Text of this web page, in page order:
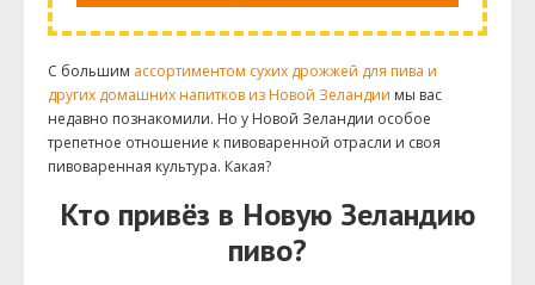
С большим ассортиментом сухих дрожжей для пива и
других домашних напитков из Новой Зеландии мы вас
недавно познакомили. Но у Новой Зеландии особое
трепетное отношение к пивоваренной отрасли и своя
пивоваренная культура. Какая?
Кто привёз в Новую Зеландию
пиво?